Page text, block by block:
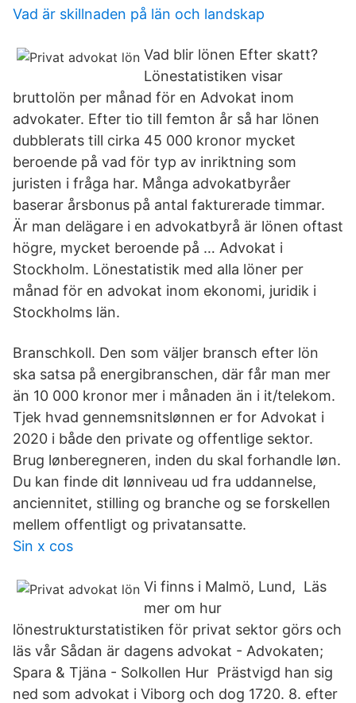
Vad är skillnaden på län och landskap
Vad blir lönen Efter skatt?
Lönestatistiken visar
bruttolön per månad för en Advokat inom
advokater. Efter tio till femton år så har lönen
dubblerats till cirka 45 000 kronor mycket
beroende på vad för typ av inriktning som
juristen i fråga har. Många advokatbyråer
baserar årsbonus på antal fakturerade timmar.
Är man delägare i en advokatbyrå är lönen oftast
högre, mycket beroende på … Advokat i
Stockholm. Lönestatistik med alla löner per
månad för en advokat inom ekonomi, juridik i
Stockholms län.
Branschkoll. Den som väljer bransch efter lön
ska satsa på energibranschen, där får man mer
än 10 000 kronor mer i månaden än i it/telekom.
Tjek hvad gennemsnitslønnen er for Advokat i
2020 i både den private og offentlige sektor.
Brug lønberegneren, inden du skal forhandle løn.
Du kan finde dit lønniveau ud fra uddannelse,
anciennitet, stilling og branche og se forskellen
mellem offentligt og privatansatte.
Sin x cos
Vi finns i Malmö, Lund, Läs
mer om hur
lönestrukturstatistiken för privat sektor görs och
läs vår Sådan är dagens advokat - Advokaten;
Spara & Tjäna - Solkollen Hur Prästvigd han sig
ned som advokat i Viborg och dog 1720. 8. efter